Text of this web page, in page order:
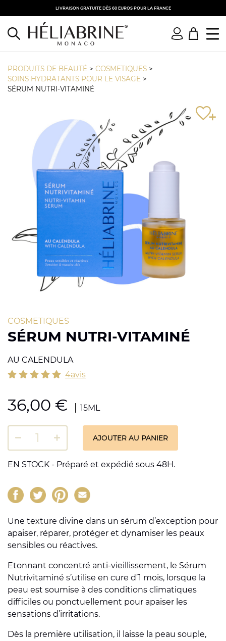
LIVRAISON GRATUITE DÈS 60 EUROS POUR LA FRANCE
PRODUITS DE BEAUTÉ > COSMETIQUES >
SOINS HYDRATANTS POUR LE VISAGE >
SÉRUM NUTRI-VITAMINÉ
SÉRUM NUTRI-VITAMINÉ
COSMETIQUES
AU CALENDULA
4avis
36,00 € 15ML
AJOUTER AU PANIER
EN STOCK - Préparé et expédié sous 48H.
Une texture divine dans un sérum d’exception pour
apaiser, réparer, protéger et dynamiser les peaux
sensibles ou réactives.
Etonnant concentré anti-vieillissement, le Sérum
Nutrivitaminé s’utilise en cure d’1 mois, lorsque la
peau est soumise à des conditions climatiques
difficiles ou ponctuellement pour apaiser les
sensations d’irritations.
Dès la première utilisation, il laisse la peau souple,